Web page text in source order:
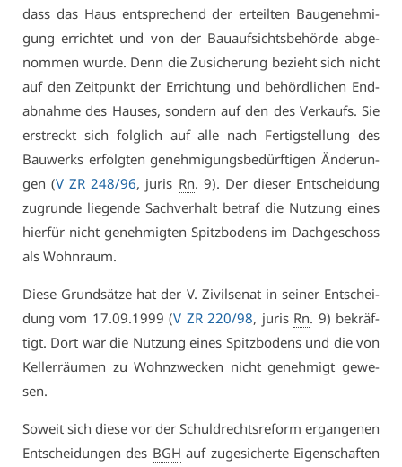
dass das Haus ent­spre­chend der er­teil­ten Bau­ge­neh­mi­
gung er­rich­tet und von der Bau­auf­sichts­be­hör­de ab­ge­
nom­men wur­de. Denn die Zu­si­che­rung be­zieht sich nicht
auf den Zeit­punkt der Er­rich­tung und be­hörd­li­chen End­
ab­nah­me des Hau­ses, son­dern auf den des Ver­kaufs. Sie
er­streckt sich folg­lich auf al­le nach Fer­tig­stel­lung des
Bau­werks er­folg­ten ge­neh­mi­gungs­be­dürf­ti­gen Än­de­run­
gen (V ZR 248/96, ju­ris Rn. 9). Der die­ser Ent­schei­dung
zu­grun­de lie­gen­de Sach­ver­halt be­traf die Nut­zung ei­nes
hier­für nicht ge­neh­mig­ten Spitz­bo­dens im Dach­ge­schoss
als Wohn­raum.
Die­se Grund­sät­ze hat der V. Zi­vil­se­nat in sei­ner Ent­schei­
dung vom 17.09.1999 (V ZR 220/98, ju­ris Rn. 9) be­kräf­
tigt. Dort war die Nut­zung ei­nes Spitz­bo­dens und die von
Kel­ler­räu­men zu Wohn­zwe­cken nicht ge­neh­migt ge­we­
sen.
So­weit sich die­se vor der Schuld­rechts­re­form er­gan­ge­nen
Ent­schei­dun­gen des BGH auf zu­ge­si­cher­te Ei­gen­schaf­ten